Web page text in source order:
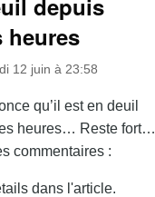
depuis
heures
12 juin à 23:58
qu’il est en deuil
heures… Reste fort…
commentaires :
dans l'article.